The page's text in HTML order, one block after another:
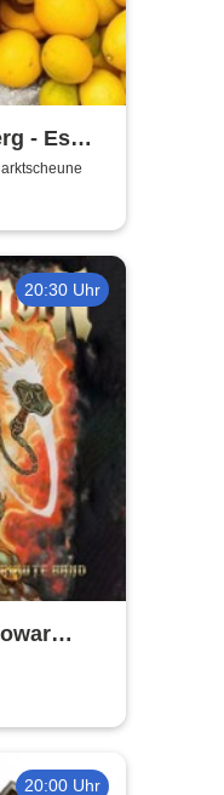
- Es
60...
20:30 Uhr
20:00 Uhr